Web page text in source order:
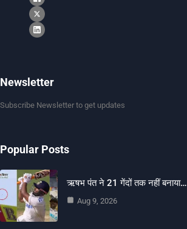
Newsletter
Subscribe Newsletter to get updates
Popular Posts
ऋषभ पंत ने 21 गेंदों तक नहीं बनाया…
Aug 9, 2026